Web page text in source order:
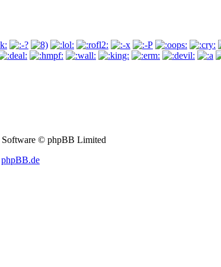
© phpBB Limited
phpBB.de